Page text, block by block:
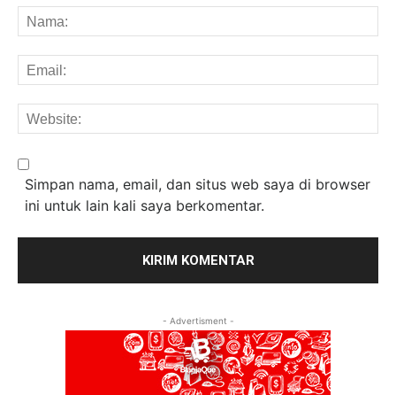
Simpan nama, email, dan situs web saya di browser
ini untuk lain kali saya berkomentar.
- Advertisment -